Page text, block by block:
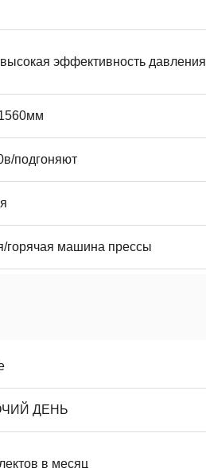
эффективность давления
подгоняют
горячая машина прессы
ДЕНЬ
в месяц